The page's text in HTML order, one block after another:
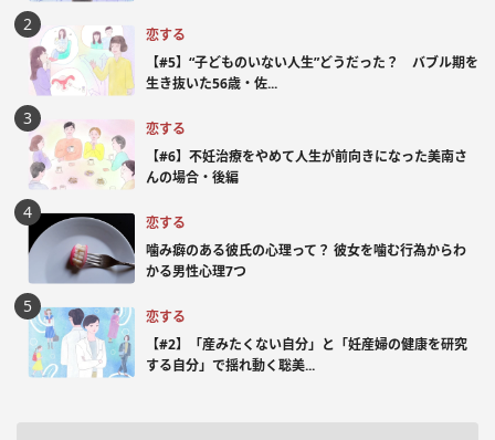
恋する
【#5】“子どものいない人生”どうだった？ バブル期を
生き抜いた56歳・佐...
恋する
【#6】不妊治療をやめて人生が前向きになった美南さ
んの場合・後編
恋する
噛み癖のある彼氏の心理って？ 彼女を噛む行為からわ
かる男性心理7つ
恋する
【#2】「産みたくない自分」と「妊産婦の健康を研究
する自分」で揺れ動く聡美...